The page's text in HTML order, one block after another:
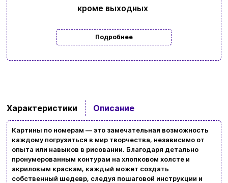
кроме выходных
Подробнее
Характеристики Описание
Картины по номерам — это замечательная возможность
каждому погрузиться в мир творчества, независимо от
опыта или навыков в рисовании. Благодаря детально
пронумерованным контурам на хлопковом холсте и
акриловым краскам, каждый может создать
собственный шедевр, следуя пошаговой инструкции и
Ввойти Регистрация